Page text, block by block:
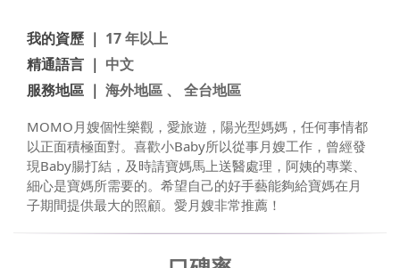
我的資歷 ｜ 17 年以上
精通語言 ｜ 中文
服務地區 ｜ 海外地區 、 全台地區
MOMO月嫂個性樂觀，愛旅遊，陽光型媽媽，任何事情都
以正面積極面對。喜歡小Baby所以從事月嫂工作，曾經發
現Baby腸打結，及時請寶媽馬上送醫處理，阿姨的專業、
細心是寶媽所需要的。希望自己的好手藝能夠給寶媽在月
子期間提供最大的照顧。愛月嫂非常推薦！